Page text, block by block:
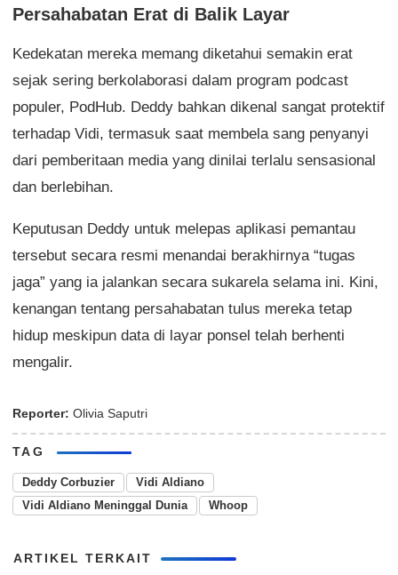
Persahabatan Erat di Balik Layar
Kedekatan mereka memang diketahui semakin erat
sejak sering berkolaborasi dalam program podcast
populer, PodHub. Deddy bahkan dikenal sangat protektif
terhadap Vidi, termasuk saat membela sang penyanyi
dari pemberitaan media yang dinilai terlalu sensasional
dan berlebihan.
Keputusan Deddy untuk melepas aplikasi pemantau
tersebut secara resmi menandai berakhirnya “tugas
jaga” yang ia jalankan secara sukarela selama ini. Kini,
kenangan tentang persahabatan tulus mereka tetap
hidup meskipun data di layar ponsel telah berhenti
mengalir.
Reporter: Olivia Saputri
TAG
Deddy Corbuzier
Vidi Aldiano
Vidi Aldiano Meninggal Dunia
Whoop
ARTIKEL TERKAIT